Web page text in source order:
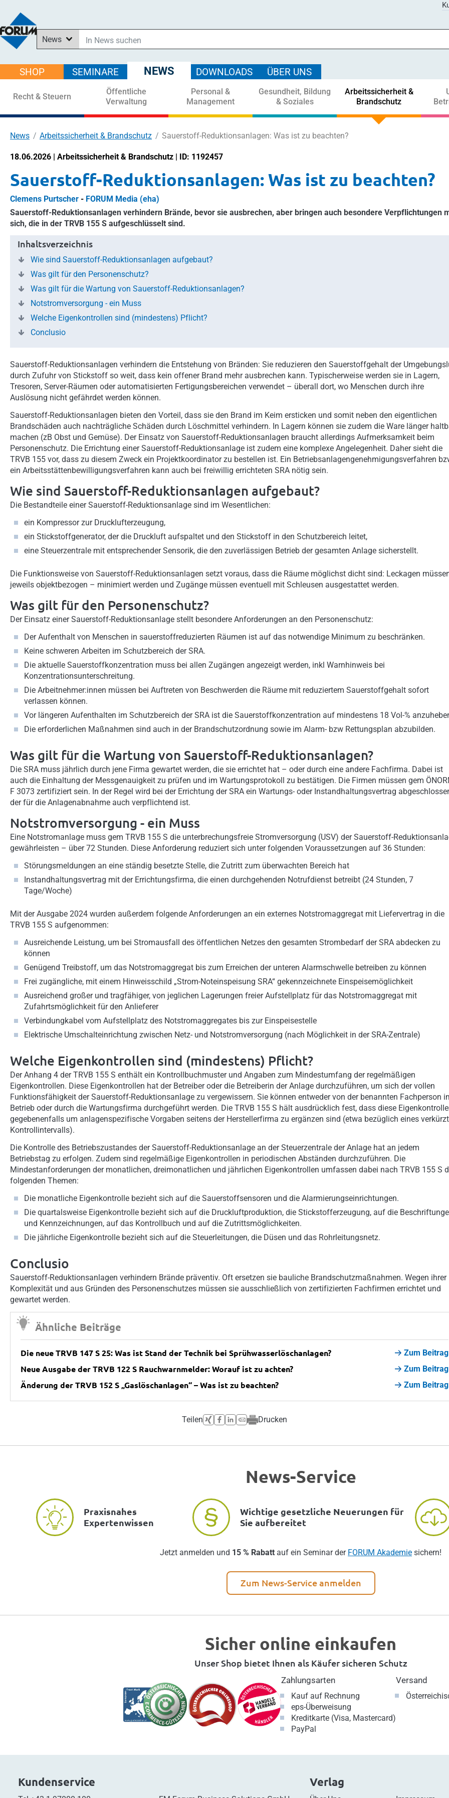
News
In Downloads suchen
Im Shop suchen
In Seminaren suchen
SHOP SEMINARE NEWS DOWNLOADS ÜBER UNS
Recht & Steuern
Öffentliche
Verwaltung
Personal &
Management
Gesundheit, Bildung
& Soziales
Arbeitssicherheit &
Brandschutz
News Arbeitssicherheit & Brandschutz Sauerstoff-Reduktionsanlagen: Was ist zu beachten?
18.06.2026 | Arbeitssicherheit & Brandschutz | ID: 1192457
Sauerstoff-Reduktionsanlagen: Was ist zu beachten?
Clemens Purtscher - FORUM Media (eha)
Sauerstoff-Reduktionsanlagen verhindern Brände, bevor sie ausbrechen, aber bringen auch besondere Verpflichtungen
sich, die in der TRVB 155 S aufgeschlüsselt sind.
Inhaltsverzeichnis
Wie sind Sauerstoff-Reduktionsanlagen aufgebaut?
Was gilt für den Personenschutz?
Was gilt für die Wartung von Sauerstoff-Reduktionsanlagen?
Notstromversorgung - ein Muss
Welche Eigenkontrollen sind (mindestens) Pflicht?
Conclusio
Sauerstoff-Reduktionsanlagen verhindern die Entstehung von Bränden: Sie reduzieren den Sauerstoffgehalt der
durch Zufuhr von Stickstoff so weit, dass kein offener Brand mehr ausbrechen kann. Typischerweise werden sie in Lagern,
Tresoren, Server-Räumen oder automatisierten Fertigungsbereichen verwendet – überall dort, wo Menschen durch ihre
Auslösung nicht gefährdet werden können.
Sauerstoff-Reduktionsanlagen bieten den Vorteil, dass sie den Brand im Keim ersticken und somit neben den eigentlichen
Brandschäden auch nachträgliche Schäden durch Löschmittel verhindern. In Lagern können sie zudem die Ware länger
machen (zB Obst und Gemüse). Der Einsatz von Sauerstoff-Reduktionsanlagen braucht allerdings Aufmerksamkeit beim
Personenschutz. Die Errichtung einer Sauerstoff-Reduktionsanlage ist zudem eine komplexe Angelegenheit. Daher sieht die
TRVB 155 vor, dass zu diesem Zweck ein Projektkoordinator zu bestellen ist. Ein Betriebsanlagengenehmigungsverfahren
ein Arbeitsstättenbewilligungsverfahren kann auch bei freiwillig errichteten SRA nötig sein.
Wie sind Sauerstoff-Reduktionsanlagen aufgebaut?
Die Bestandteile einer Sauerstoff-Reduktionsanlage sind im Wesentlichen:
ein Kompressor zur Drucklufterzeugung,
ein Stickstoffgenerator, der die Druckluft aufspaltet und den Stickstoff in den Schutzbereich leitet,
eine Steuerzentrale mit entsprechender Sensorik, die den zuverlässigen Betrieb der gesamten Anlage sicherstellt.
Die Funktionsweise von Sauerstoff-Reduktionsanlagen setzt voraus, dass die Räume möglichst dicht sind: Leckagen
jeweils objektbezogen – minimiert werden und Zugänge müssen eventuell mit Schleusen ausgestattet werden.
Was gilt für den Personenschutz?
Der Einsatz einer Sauerstoff-Reduktionsanlage stellt besondere Anforderungen an den Personenschutz:
Der Aufenthalt von Menschen in sauerstoffreduzierten Räumen ist auf das notwendige Minimum zu beschränken.
Keine schweren Arbeiten im Schutzbereich der SRA.
Die aktuelle Sauerstoffkonzentration muss bei allen Zugängen angezeigt werden, inkl Warnhinweis bei
Konzentrationsunterschreitung.
Die Arbeitnehmer:innen müssen bei Auftreten von Beschwerden die Räume mit reduziertem Sauerstoffgehalt sofort
verlassen können.
Vor längeren Aufenthalten im Schutzbereich der SRA ist die Sauerstoffkonzentration auf mindestens 18 Vol-%
Die erforderlichen Maßnahmen sind auch in der Brandschutzordnung sowie im Alarm- bzw Rettungsplan abzubilden.
Was gilt für die Wartung von Sauerstoff-Reduktionsanlagen?
Die SRA muss jährlich durch jene Firma gewartet werden, die sie errichtet hat – oder durch eine andere Fachfirma. Dabei ist
auch die Einhaltung der Messgenauigkeit zu prüfen und im Wartungsprotokoll zu bestätigen. Die Firmen müssen gem
F 3073 zertifiziert sein. In der Regel wird bei der Errichtung der SRA ein Wartungs- oder Instandhaltungsvertrag
der für die Anlagenabnahme auch verpflichtend ist.
Notstromversorgung - ein Muss
Eine Notstromanlage muss gem TRVB 155 S die unterbrechungsfreie Stromversorgung (USV) der Sauerstoff-
gewährleisten – über 72 Stunden. Diese Anforderung reduziert sich unter folgenden Voraussetzungen auf 36 Stunden:
Störungsmeldungen an eine ständig besetzte Stelle, die Zutritt zum überwachten Bereich hat
Instandhaltungsvertrag mit der Errichtungsfirma, die einen durchgehenden Notrufdienst betreibt (24 Stunden, 7
Tage/Woche)
Mit der Ausgabe 2024 wurden außerdem folgende Anforderungen an ein externes Notstromaggregat mit Liefervertrag in die
TRVB 155 S aufgenommen:
Ausreichende Leistung, um bei Stromausfall des öffentlichen Netzes den gesamten Strombedarf der SRA abdecken zu
können
Genügend Treibstoff, um das Notstromaggregat bis zum Erreichen der unteren Alarmschwelle betreiben zu können
Frei zugängliche, mit einem Hinweisschild „Strom-Noteinspeisung SRA“ gekennzeichnete Einspeisemöglichkeit
Ausreichend großer und tragfähiger, von jeglichen Lagerungen freier Aufstellplatz für das Notstromaggregat mit
Zufahrtsmöglichkeit für den Anlieferer
Verbindungkabel vom Aufstellplatz des Notstromaggregates bis zur Einspeisestelle
Elektrische Umschalteinrichtung zwischen Netz- und Notstromversorgung (nach Möglichkeit in der SRA-Zentrale)
Welche Eigenkontrollen sind (mindestens) Pflicht?
Der Anhang 4 der TRVB 155 S enthält ein Kontrollbuchmuster und Angaben zum Mindestumfang der regelmäßigen
Eigenkontrollen. Diese Eigenkontrollen hat der Betreiber oder die Betreiberin der Anlage durchzuführen, um sich der vollen
Funktionsfähigkeit der Sauerstoff-Reduktionsanlage zu vergewissern. Sie können entweder von der benannten Fachperson
Betrieb oder durch die Wartungsfirma durchgeführt werden. Die TRVB 155 S hält ausdrücklich fest, dass diese
gegebenenfalls um anlagenspezifische Vorgaben seitens der Herstellerfirma zu ergänzen sind (etwa bezüglich eines
Kontrollintervalls).
Die Kontrolle des Betriebszustandes der Sauerstoff-Reduktionsanlage an der Steuerzentrale der Anlage hat an jedem
Betriebstag zu erfolgen. Zudem sind regelmäßige Eigenkontrollen in periodischen Abständen durchzuführen. Die
Mindestanforderungen der monatlichen, dreimonatlichen und jährlichen Eigenkontrollen umfassen dabei nach TRVB 155 S
folgenden Themen:
Die monatliche Eigenkontrolle bezieht sich auf die Sauerstoffsensoren und die Alarmierungseinrichtungen.
Die quartalsweise Eigenkontrolle bezieht sich auf die Druckluftproduktion, die Stickstofferzeugung, auf die
und Kennzeichnungen, auf das Kontrollbuch und auf die Zutrittsmöglichkeiten.
Die jährliche Eigenkontrolle bezieht sich auf die Steuerleitungen, die Düsen und das Rohrleitungsnetz.
Conclusio
Sauerstoff-Reduktionsanlagen verhindern Brände präventiv. Oft ersetzen sie bauliche Brandschutzmaßnahmen. Wegen ihrer
Komplexität und aus Gründen des Personenschutzes müssen sie ausschließlich von zertifizierten Fachfirmen errichtet und
gewartet werden.
Ähnliche Beiträge
Die neue TRVB 147 S 25: Was ist Stand der Technik bei Sprühwasserlöschanlagen? Zum Beitrag
Neue Ausgabe der TRVB 122 S Rauchwarnmelder: Worauf ist zu achten? Zum Beitrag
Änderung der TRVB 152 S „Gaslöschanlagen“ – Was ist zu beachten? Zum Beitrag
Teilen Drucken
News-Service
Praxisnahes
Expertenwissen
Wichtige gesetzliche Neuerungen für
Sie aufbereitet
Jetzt anmelden und 15 % Rabatt auf ein Seminar der FORUM Akademie sichern!
Zum News-Service anmelden
Sicher online einkaufen
Unser Shop bietet Ihnen als Käufer sicheren Schutz
Zahlungsarten
Kauf auf Rechnung
eps-Überweisung
Kreditkarte (Visa, Mastercard)
PayPal
Versand
Kundenservice Verlag